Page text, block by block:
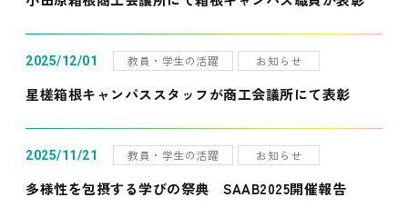
2025/12/01 教員・学生の活躍 お知らせ
星槎箱根キャンパススタッフが商工会議所にて表彰
2025/11/21 教員・学生の活躍 お知らせ
多様性を包摂する学びの祭典 SAAB2025開催報告